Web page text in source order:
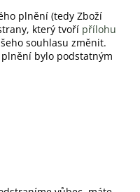
plnění (tedy Zboží
který tvoří přílohu
souhlasu změnit.
bylo podstatným